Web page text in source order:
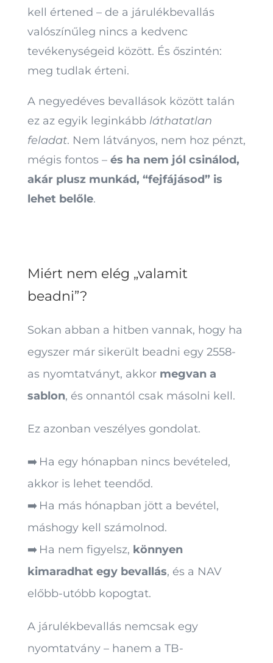
kell értened – de a járulékbevallás
valószínűleg nincs a kedvenc
tevékenységeid között. És őszintén:
meg tudlak érteni.
A negyedéves bevallások között talán
ez az egyik leginkább láthatatlan
feladat. Nem látványos, nem hoz pénzt,
mégis fontos – és ha nem jól csinálod,
akár plusz munkád, “fejfájásod” is
lehet belőle.
Miért nem elég „valamit
beadni”?
Sokan abban a hitben vannak, hogy ha
egyszer már sikerült beadni egy 2558-
as nyomtatványt, akkor megvan a
sablon, és onnantól csak másolni kell.
Ez azonban veszélyes gondolat.
➡️ Ha egy hónapban nincs bevételed,
akkor is lehet teendőd.
➡️ Ha más hónapban jött a bevétel,
máshogy kell számolnod.
➡️ Ha nem figyelsz, könnyen
kimaradhat egy bevallás, és a NAV
előbb-utóbb kopogtat.
A járulékbevallás nemcsak egy
nyomtatvány – hanem a TB-